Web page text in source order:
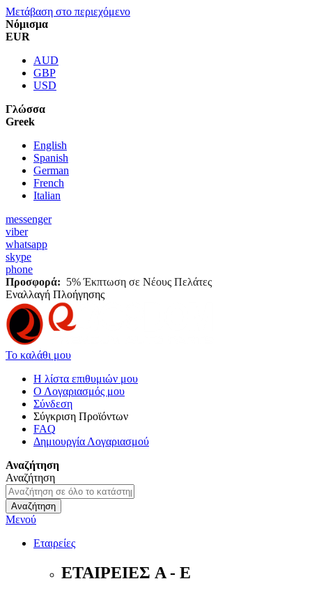
Μετάβαση στο περιεχόμενο
Νόμισμα
EUR
AUD
GBP
USD
Γλώσσα
Greek
English
Spanish
German
French
Italian
messenger
viber
whatsapp
skype
phone
Προσφορά: 5% Έκπτωση σε Νέους Πελάτες
Εναλλαγή Πλοήγησης
Το καλάθι μου
Η λίστα επιθυμιών μου
Ο Λογαριασμός μου
Σύνδεση
Σύγκριση Προϊόντων
FAQ
Δημιουργία Λογαριασμού
Αναζήτηση
Αναζήτηση
Αναζήτηση
Μενού
Εταιρείες
ΕΤΑΙΡΕΙΕΣ A - E